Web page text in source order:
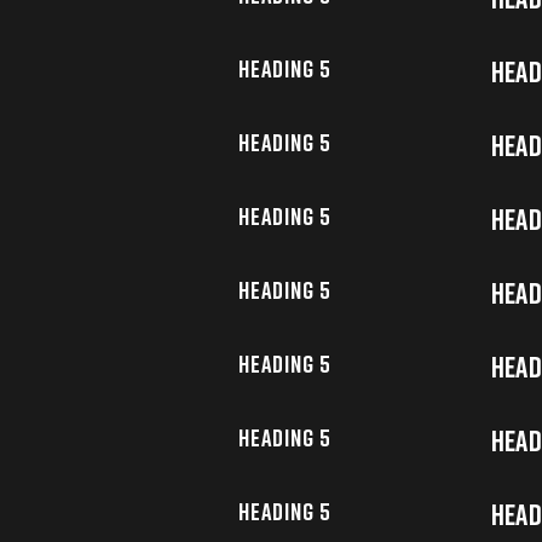
Heading 5
Heading 5
Heading 5
Heading 5
Heading 5
Heading 5
Heading 5